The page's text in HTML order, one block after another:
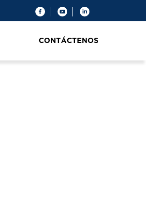
CONTÁCTENOS